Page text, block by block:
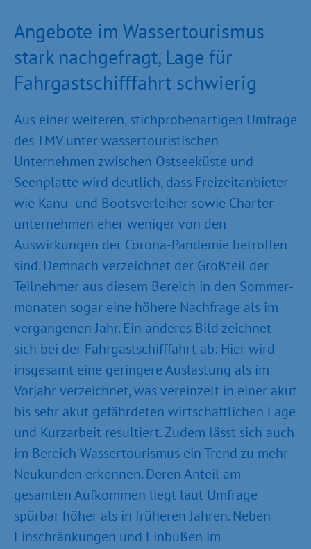
Angebote im Wassertourismus
stark nachgefragt, Lage für
Fahrgastschifffahrt schwierig
Aus einer weiteren, stichprobenartigen Umfrage
des TMV unter wassertouristischen
Unternehmen zwischen Ostseeküste und
Seenplatte wird deutlich, dass Freizeitanbieter
wie Kanu- und Bootsverleiher sowie Charter­
unternehmen eher weniger von den
Auswirkungen der Corona-Pandemie betroffen
sind. Demnach verzeichnet der Großteil der
Teilnehmer aus diesem Bereich in den Sommer­
monaten sogar eine höhere Nachfrage als im
vergangenen Jahr. Ein anderes Bild zeichnet
sich bei der Fahrgast­schifffahrt ab: Hier wird
insgesamt eine geringere Auslastung als im
Vorjahr verzeichnet, was vereinzelt in einer akut
bis sehr akut gefährdeten wirtschaftlichen Lage
und Kurzarbeit resultiert. Zudem lässt sich auch
im Bereich Wasser­tourismus ein Trend zu mehr
Neukunden erkennen. Deren Anteil am
gesamten Aufkommen liegt laut Umfrage
spürbar höher als in früheren Jahren. Neben
Einschränkungen und Einbußen im